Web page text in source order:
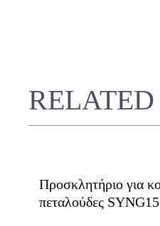
Προσκλητήριο για
πεταλούδες SYNG15